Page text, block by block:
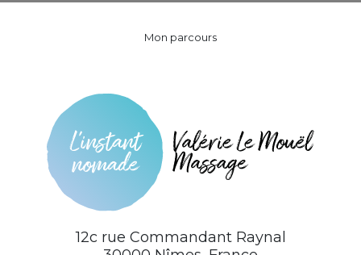
Mon parcours
12c rue Commandant Raynal